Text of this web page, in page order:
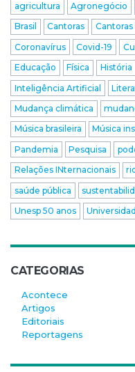
agricultura Agronegócio
Brasil
Cantoras Cantoras
Coronavírus
Covid-19
Educação
Física História
Inteligência Artificial
Mudança climática
Música brasileira
Música
Pandemia
Pesquisa
Relações INternacionais
saúde pública
Unesp 50 anos
CATEGORIAS
Acontece
Artigos
Editoriais
Reportagens